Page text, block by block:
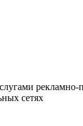
сетях